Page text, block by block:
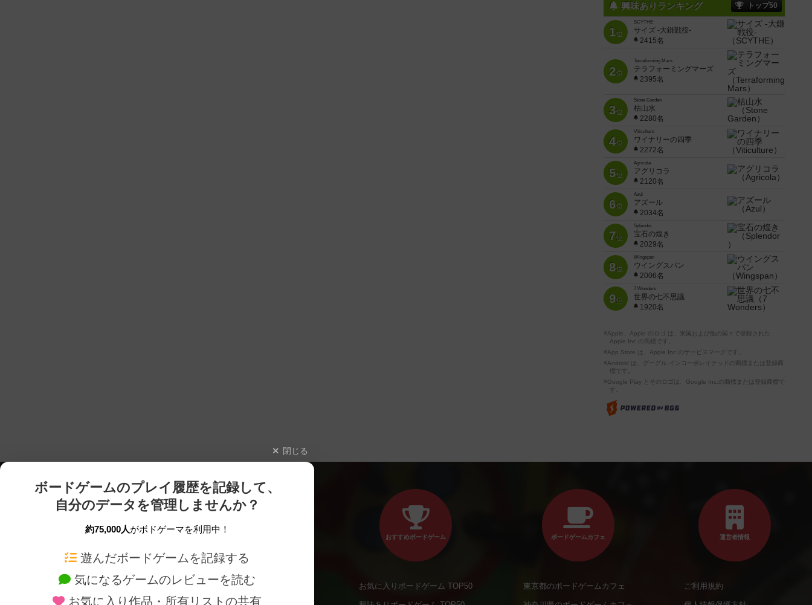
興味ありランキング トップ50
1位
SCYTHE
サイズ -大鎌戦役-
2415名
2位
Terraforming Mars
テラフォーミングマーズ
2395名
3位
Stone Garden
枯山水
2280名
4位
Viticulture
ワイナリーの四季
2272名
5位
Agricola
アグリコラ
2120名
6位
Azul
アズール
2034名
7位
Splendor
宝石の煌き
2029名
8位
Wingspan
ウイングスパン
2006名
9位
7 Wonders
世界の七不思議
1920名
※Apple、Apple のロゴ は、米国および他の国々で登録された
Apple Inc.の商標です。
※App Store は、Apple Inc.のサービスマークです。
※Android は、グーグル インコーポレイテッドの商標または登録商
標です。
※Google Play とそのロゴは、Google Inc.の商標または登録商標で
す。
閉じる
ボードゲームのプレイ履歴を記録して、
自分のデータを管理しませんか？
約75,000人がボドゲーマを利用中！
遊んだボードゲームを記録する
気になるゲームのレビューを読む
お気に入り作品・所有リストの共有
ボードゲームを検索する 新作・再入荷情報
おすすめボードゲーム
お気に入りボードゲーム TOP50
ボードゲームカフェ
東京都のボードゲームカフェ
運営者情報
ご利用規約